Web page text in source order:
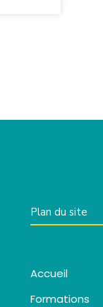
Plan du site
Accueil
Formations